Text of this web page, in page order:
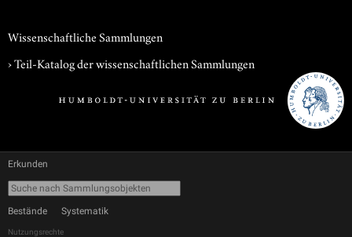
Wissenschaftliche Sammlungen
› Teil-Katalog der wissenschaftlichen Sammlungen
Erkunden
Bestände Systematik
Nutzungsrechte